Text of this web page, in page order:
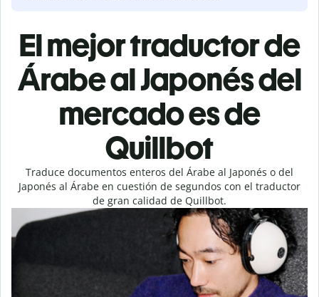
El mejor traductor de
Árabe al Japonés del
mercado es de
Quillbot
Traduce documentos enteros del Árabe al Japonés o del
Japonés al Árabe en cuestión de segundos con el traductor
de gran calidad de Quillbot.